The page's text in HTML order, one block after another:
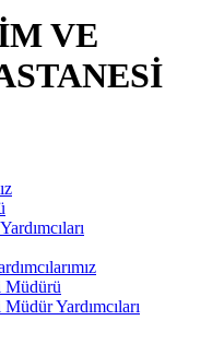
VE
Müdürü
Yardımcıları